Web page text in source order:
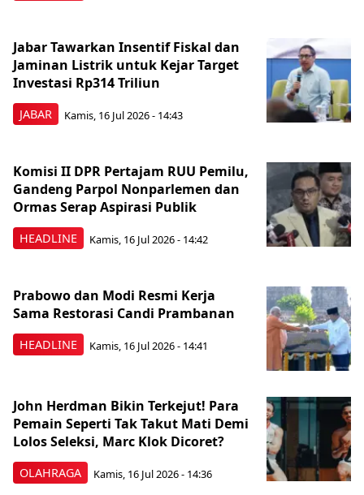
JABAR
Jabar Tawarkan Insentif Fiskal dan
Jaminan Listrik untuk Kejar Target
Investasi Rp314 Triliun
Kamis, 16 Jul 2026 - 14:43
HEADLINE
Komisi II DPR Pertajam RUU Pemilu,
Gandeng Parpol Nonparlemen dan
Ormas Serap Aspirasi Publik
Kamis, 16 Jul 2026 - 14:42
HEADLINE
Prabowo dan Modi Resmi Kerja
Sama Restorasi Candi Prambanan
Kamis, 16 Jul 2026 - 14:41
OLAHRAGA
John Herdman Bikin Terkejut! Para
Pemain Seperti Tak Takut Mati Demi
Lolos Seleksi, Marc Klok Dicoret?
Kamis, 16 Jul 2026 - 14:36